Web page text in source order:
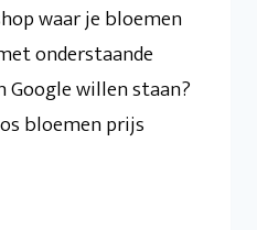
waar je bloemen
onderstaande
Google willen staan?
bloemen prijs